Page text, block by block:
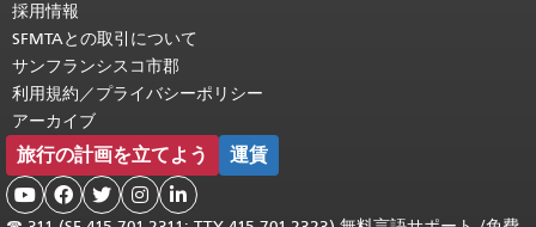
採用情報
SFMTAとの取引について
サンフランシスコ市郡
利用規約／プライバシーポリシー
アーカイブ
旅行の計画を立てよう 運賃
    